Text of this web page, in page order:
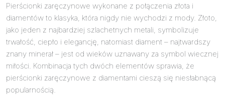
Pierścionki zaręczynowe wykonane z połączenia złota i
diamentów to klasyka, która nigdy nie wychodzi z mody. Złoto,
jako jeden z najbardziej szlachetnych metali, symbolizuje
trwałość, ciepło i elegancję, natomiast diament – najtwardszy
znany minerał – jest od wieków uznawany za symbol wiecznej
miłości. Kombinacja tych dwóch elementów sprawia, że
pierścionki zaręczynowe z diamentami cieszą się niesłabnącą
popularnością.